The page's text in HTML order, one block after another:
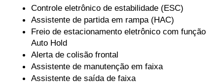
Controle eletrônico de estabilidade (ESC)
Assistente de partida em rampa (HAC)
Freio de estacionamento eletrônico com função
Auto Hold
Alerta de colisão frontal
Assistente de manutenção em faixa
Assistente de saída de faixa